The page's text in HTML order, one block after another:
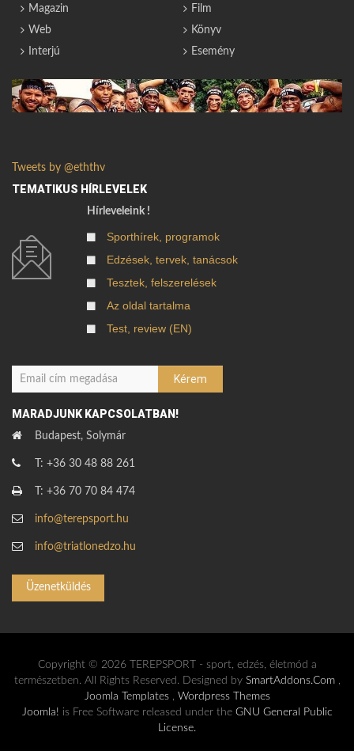
Magazin
Web
Interjú
Film
Könyv
Esemény
Tweets by @eththv
TEMATIKUS HÍRLEVELEK
Hírleveleink !
Sporthírek, programok
Edzések, tervek, tanácsok
Tesztek, felszerelések
Az oldal tartalma
Test, review (EN)
MARADJUNK KAPCSOLATBAN!
Budapest, Solymár
T: +36 30 48 88 261
T: +36 70 70 84 474
info@terepsport.hu
info@triatlonedzo.hu
Üzenetküldés
Copyright © 2026 TEREPSPORT - sport, edzés, életmód a
természetben. All Rights Reserved. Designed by SmartAddons.Com,
Joomla Templates, Wordpress Themes
Joomla! is Free Software released under the GNU General Public
License.